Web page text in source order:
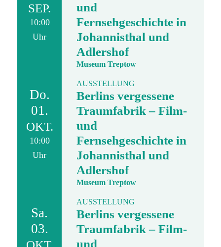
SEP.
10:00
Uhr
und
Fernsehgeschichte in
Johannisthal und
Adlershof
Museum Treptow
Do.
01.
OKT.
10:00
Uhr
AUSSTELLUNG
Berlins vergessene
Traumfabrik – Film-
und
Fernsehgeschichte in
Johannisthal und
Adlershof
Museum Treptow
Sa.
03.
AUSSTELLUNG
Berlins vergessene
Traumfabrik – Film-
und